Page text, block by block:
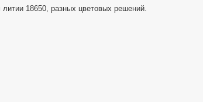
18650, разных цветовых решений.